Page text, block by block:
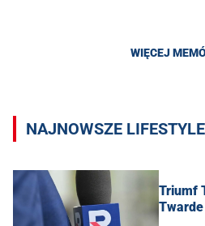
WIĘCEJ
NAJNOWSZE LIFESTYLE
Triumf
Twarde